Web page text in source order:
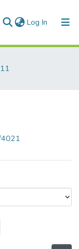
Log In (current)
4021